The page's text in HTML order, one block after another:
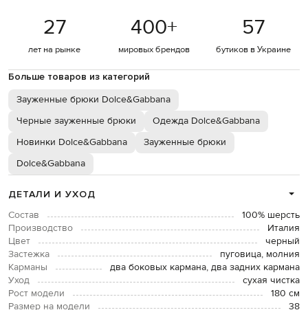
27
лет на рынке
400+
мировых брендов
57
бутиков в Украине
Больше товаров из категорий
Зауженные брюки Dolce&Gabbana
Черные зауженные брюки
Одежда Dolce&Gabbana
Новинки Dolce&Gabbana
Зауженные брюки
Dolce&Gabbana
ДЕТАЛИ И УХОД
Состав
100% шерсть
Производство
Италия
Цвет
черный
Застежка
пуговица, молния
Карманы
два боковых кармана, два задних кармана
Уход
сухая чистка
Рост модели
180 см
Размер на модели
38